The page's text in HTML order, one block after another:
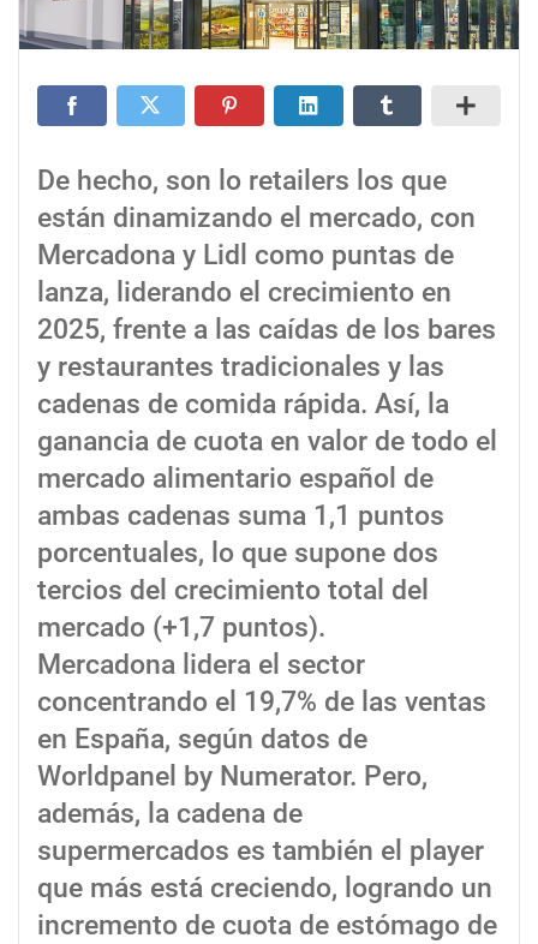
De hecho, son lo retailers los que
están dinamizando el mercado, con
Mercadona y Lidl como puntas de
lanza, liderando el crecimiento en
2025, frente a las caídas de los bares
y restaurantes tradicionales y las
cadenas de comida rápida. Así, la
ganancia de cuota en valor de todo el
mercado alimentario español de
ambas cadenas suma 1,1 puntos
porcentuales, lo que supone dos
tercios del crecimiento total del
mercado (+1,7 puntos).
Mercadona lidera el sector
concentrando el 19,7% de las ventas
en España, según datos de
Worldpanel by Numerator. Pero,
además, la cadena de
supermercados es también el player
que más está creciendo, logrando un
incremento de cuota de estómago de